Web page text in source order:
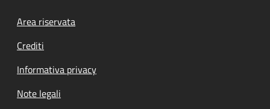
Footer menu
Area riservata
Crediti
Informativa privacy
Note legali